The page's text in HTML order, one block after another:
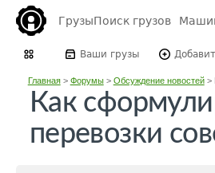
ГрузыПоиск грузов
Ваши грузы
Главная> Форумы> Обсуждение новостей>
Как
перевозки